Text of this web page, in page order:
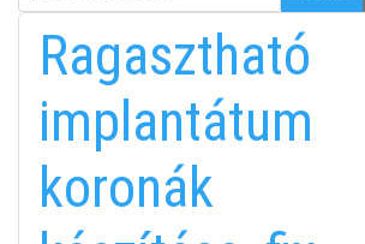
Ragasztható
implantátum
koronák